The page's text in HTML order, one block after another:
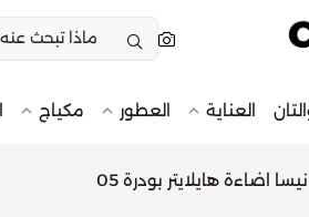
العناية العطور مكياج
اضاءة هايلايتر بودرة 05